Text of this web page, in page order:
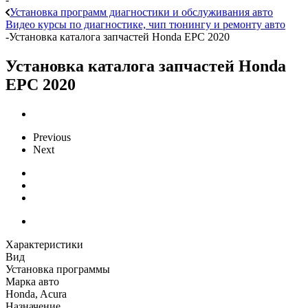
Установка программ диагностики и обслуживания авто
Видео курсы по диагностике, чип тюнингу и ремонту авто
-Установка каталога запчастей Honda EPC 2020
Установка каталога запчастей Honda
EPC 2020
Previous
Next
Характеристики
Вид
Установка программы
Марка авто
Honda, Acura